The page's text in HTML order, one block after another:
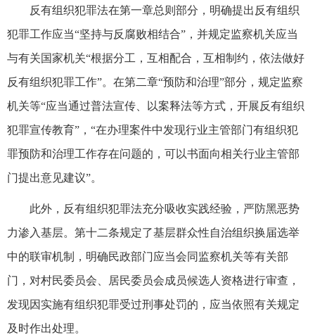
反有组织犯罪法在第一章总则部分，明确提出反有组织
犯罪工作应当“坚持与反腐败相结合”，并规定监察机关应当
与有关国家机关“根据分工，互相配合，互相制约，依法做好
反有组织犯罪工作”。在第二章“预防和治理”部分，规定监察
机关等“应当通过普法宣传、以案释法等方式，开展反有组织
犯罪宣传教育”，“在办理案件中发现行业主管部门有组织犯
罪预防和治理工作存在问题的，可以书面向相关行业主管部
门提出意见建议”。
此外，反有组织犯罪法充分吸收实践经验，严防黑恶势
力渗入基层。第十二条规定了基层群众性自治组织换届选举
中的联审机制，明确民政部门应当会同监察机关等有关部
门，对村民委员会、居民委员会成员候选人资格进行审查，
发现因实施有组织犯罪受过刑事处罚的，应当依照有关规定
及时作出处理。